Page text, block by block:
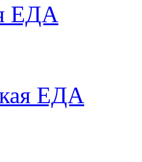
ЕДА
ЕДА